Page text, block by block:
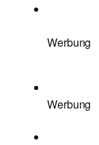
Werbung
Werbung